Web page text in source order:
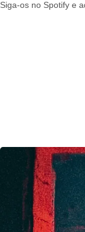
Siga-os no Spotify e